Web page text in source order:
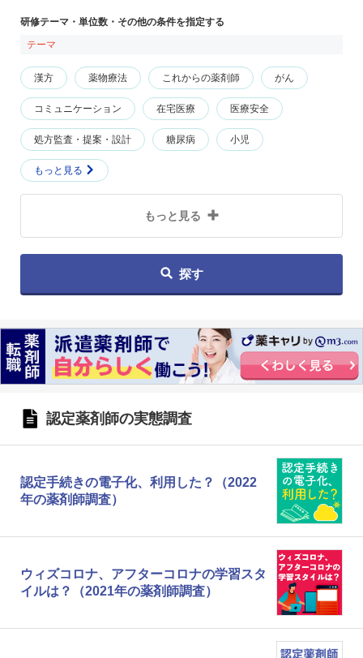
研修テーマ・単位数・その他の条件を指定する
テーマ
漢方 薬物療法 これからの薬剤師 がん
コミュニケーション 在宅医療 医療安全
処方監査・提案・設計 糖尿病 小児
もっと見る
もっと見る
探す
認定薬剤師の実態調査
認定手続きの電子化、利用した？（2022
年の薬剤師調査）
ウィズコロナ、アフターコロナの学習スタ
イルは？（2021年の薬剤師調査）